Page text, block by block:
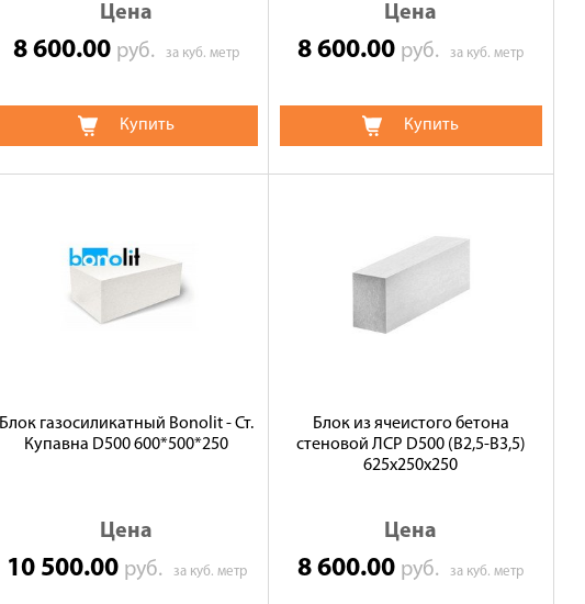
Цена
8 600.00 руб.за куб. метр
Купить
Цена
8 600.00 руб.за куб. метр
Купить
Блок газосиликатный Bonolit - Ст.
Купавна D500 600*500*250
Цена
10 500.00 руб. за куб. метр
Блок из ячеистого бетона
стеновой ЛСР D500 (В2,5-B3,5)
625х250х250
Цена
8 600.00 руб.за куб. метр